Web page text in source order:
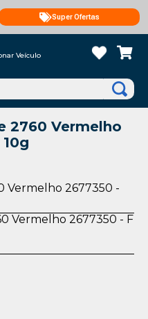
Super Ofertas
Veículo
2760 Vermelho